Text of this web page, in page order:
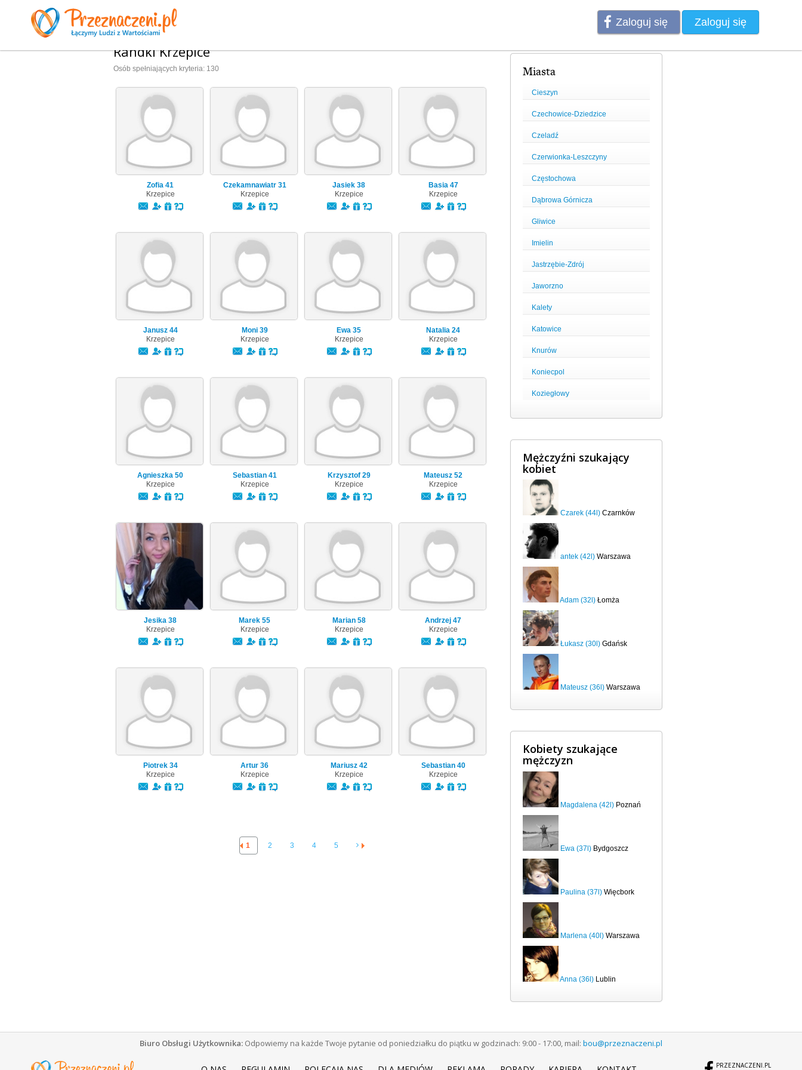
Zaloguj się Zaloguj się
Randki Krzepice
Osób spełniających kryteria: 130
Zofia 41
Krzepice
Czekamnawiatr 31
Krzepice
Jasiek 38
Krzepice
Basia 47
Krzepice
Janusz 44
Krzepice
Moni 39
Krzepice
Ewa 35
Krzepice
Natalia 24
Krzepice
Agnieszka 50
Krzepice
Sebastian 41
Krzepice
Krzysztof 29
Krzepice
Mateusz 52
Krzepice
Jesika 38
Krzepice
Marek 55
Krzepice
Marian 58
Krzepice
Andrzej 47
Krzepice
Piotrek 34
Krzepice
Artur 36
Krzepice
Mariusz 42
Krzepice
Sebastian 40
Krzepice
1 2 3 4 5
Miasta
Cieszyn
Czechowice-Dziedzice
Czeladź
Czerwionka-Leszczyny
Częstochowa
Dąbrowa Górnicza
Gliwice
Imielin
Jastrzębie-Zdrój
Jaworzno
Kalety
Katowice
Knurów
Koniecpol
Koziegłowy
Mężczyźni szukający
kobiet
Czarek (44l) Czarnków
antek (42l) Warszawa
Adam (32l) Łomża
Łukasz (30l) Gdańsk
Mateusz (36l) Warszawa
Kobiety szukające
mężczyzn
Magdalena (42l) Poznań
Ewa (37l) Bydgoszcz
Paulina (37l) Więcbork
Marlena (40l) Warszawa
Anna (36l) Lublin
Biuro Obsługi Użytkownika: Odpowiemy na każde Twoje pytanie od poniedziałku do piątku w godzinach: 9:00 - 17:00, mail: bou@przeznaczeni.pl
PRZEZNACZENI.PL